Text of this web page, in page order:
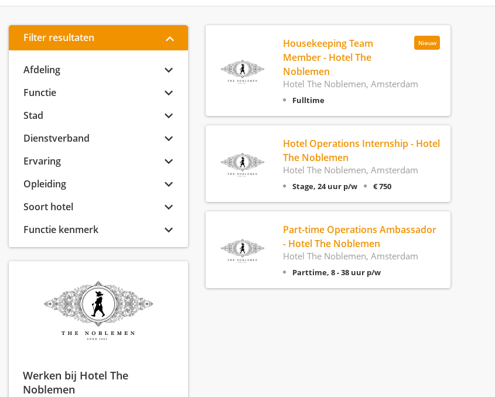
Filter resultaten
Afdeling
Functie
Stad
Dienstverband
Ervaring
Opleiding
Soort hotel
Functie kenmerk
Werken bij Hotel The
Noblemen
Nieuw
Housekeeping Team
Member - Hotel The
Noblemen
Hotel The Noblemen, Amsterdam
Fulltime
Hotel Operations Internship - Hotel
The Noblemen
Hotel The Noblemen, Amsterdam
Stage, 24 uur p/w € 750
Part-time Operations Ambassador
- Hotel The Noblemen
Hotel The Noblemen, Amsterdam
Parttime, 8 - 38 uur p/w